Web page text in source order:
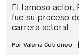
El famoso actor,
fue su proceso
carrera actoral.
Por Valeria Cotroneo